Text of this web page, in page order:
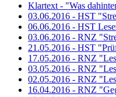
Klartext - "Was
03.06.2016 - HST
06.06.2016 - HST
03.06.2016 - RNZ
21.05.2016 - HST
17.05.2016 - RNZ
03.05.2016 - RNZ
02.05.2016 - RNZ
16.04.2016 - RNZ